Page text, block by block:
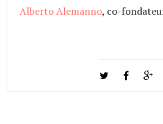
Alberto Alemanno, co-